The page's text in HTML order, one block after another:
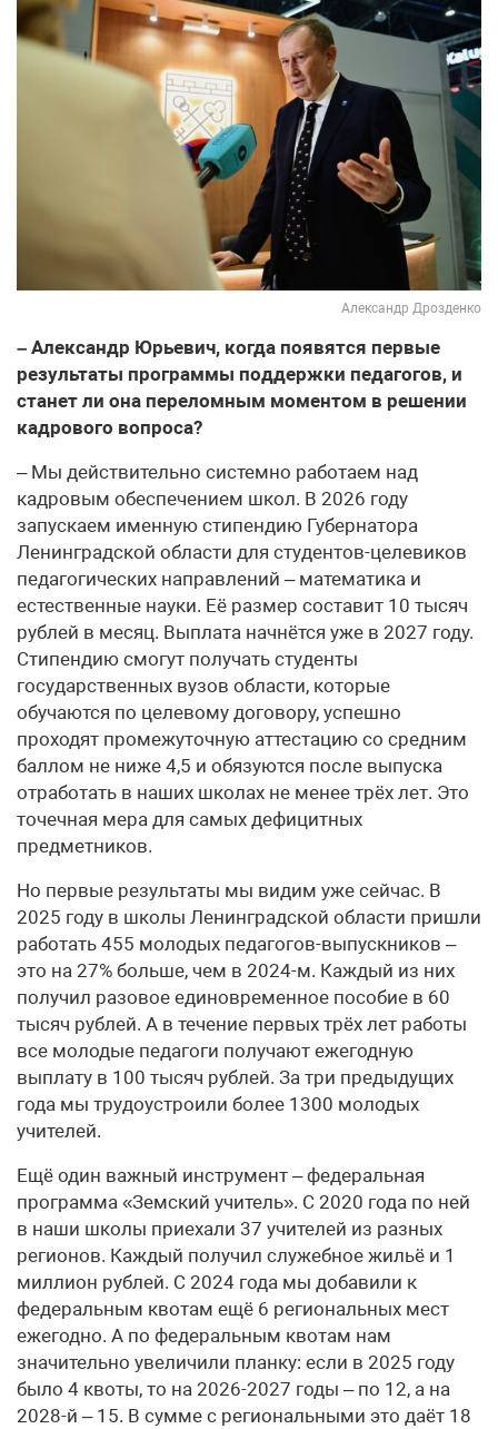
Александр Дрозденко
– Александр Юрьевич, когда появятся первые
результаты программы поддержки педагогов, и
станет ли она переломным моментом в решении
кадрового вопроса?
– Мы действительно системно работаем над
кадровым обеспечением школ. В 2026 году
запускаем именную стипендию Губернатора
Ленинградской области для студентов-целевиков
педагогических направлений – математика и
естественные науки. Её размер составит 10 тысяч
рублей в месяц. Выплата начнётся уже в 2027 году.
Стипендию смогут получать студенты
государственных вузов области, которые
обучаются по целевому договору, успешно
проходят промежуточную аттестацию со средним
баллом не ниже 4,5 и обязуются после выпуска
отработать в наших школах не менее трёх лет. Это
точечная мера для самых дефицитных
предметников.
Но первые результаты мы видим уже сейчас. В
2025 году в школы Ленинградской области пришли
работать 455 молодых педагогов-выпускников –
это на 27% больше, чем в 2024-м. Каждый из них
получил разовое единовременное пособие в 60
тысяч рублей. А в течение первых трёх лет работы
все молодые педагоги получают ежегодную
выплату в 100 тысяч рублей. За три предыдущих
года мы трудоустроили более 1300 молодых
учителей.
Ещё один важный инструмент – федеральная
программа «Земский учитель». С 2020 года по ней
в наши школы приехали 37 учителей из разных
регионов. Каждый получил служебное жильё и 1
миллион рублей. С 2024 года мы добавили к
федеральным квотам ещё 6 региональных мест
ежегодно. А по федеральным квотам нам
значительно увеличили планку: если в 2025 году
было 4 квоты, то на 2026-2027 годы – по 12, а на
2028-й – 15. В сумме с региональными это даёт 18